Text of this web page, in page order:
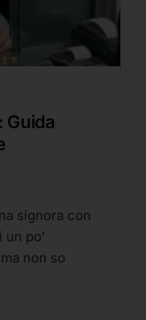
Guida
signora con
po’
non so